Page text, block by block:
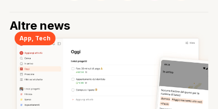
Altre news
App Tech